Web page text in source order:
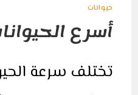
حيوانات
أسرع
تختلف سرعة